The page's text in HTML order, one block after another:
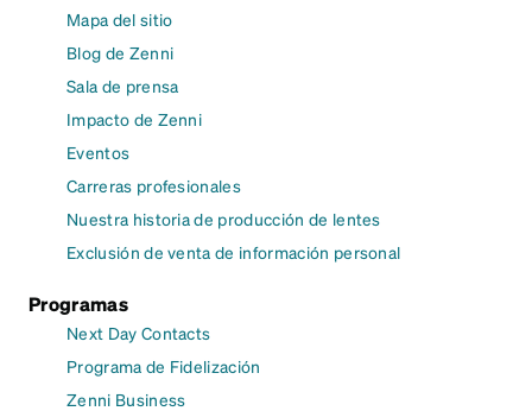
Mapa del sitio
Blog de Zenni
Sala de prensa
Impacto de Zenni
Eventos
Carreras profesionales
Nuestra historia de producción de lentes
Exclusión de venta de información personal
Programas
Next Day Contacts
Programa de Fidelización
Zenni Business